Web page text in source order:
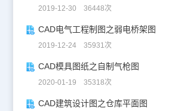
2019-12-30 36448次
CAD电气工程制图之弱电桥架图
2019-12-24 35931次
CAD模具图纸之自制气枪图
2020-01-19 35318次
CAD建筑设计图之仓库平面图